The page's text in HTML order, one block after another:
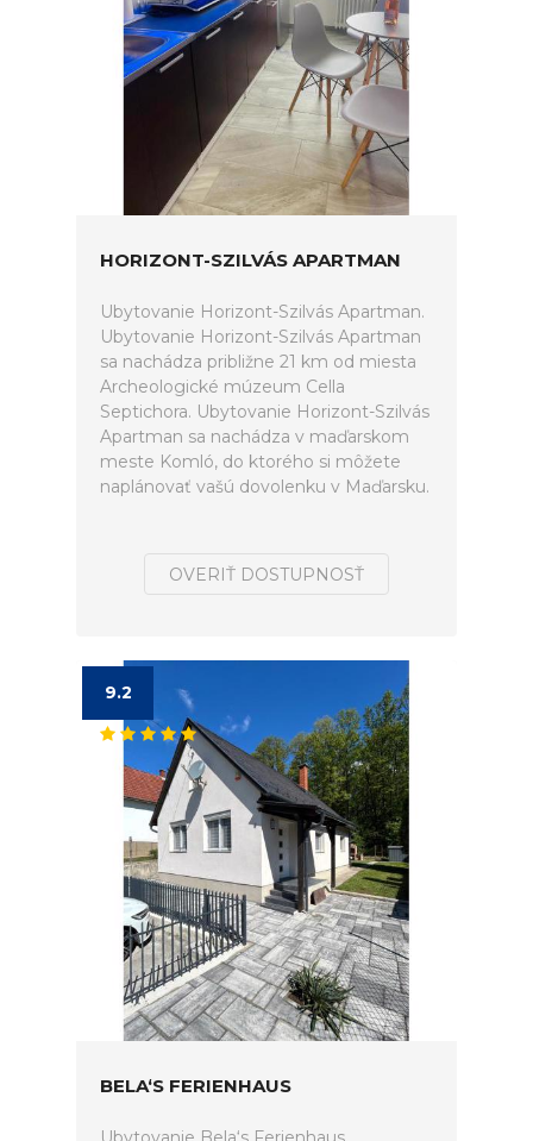
HORIZONT-SZILVÁS APARTMAN
Ubytovanie Horizont-Szilvás Apartman.
Ubytovanie Horizont-Szilvás Apartman
sa nachádza približne 21 km od miesta
Archeologické múzeum Cella
Septichora. Ubytovanie Horizont-Szilvás
Apartman sa nachádza v maďarskom
meste Komló, do ktorého si môžete
naplánovať vašú dovolenku v Maďarsku.
OVERIŤ DOSTUPNOSŤ
9.2
BELA‘S FERIENHAUS